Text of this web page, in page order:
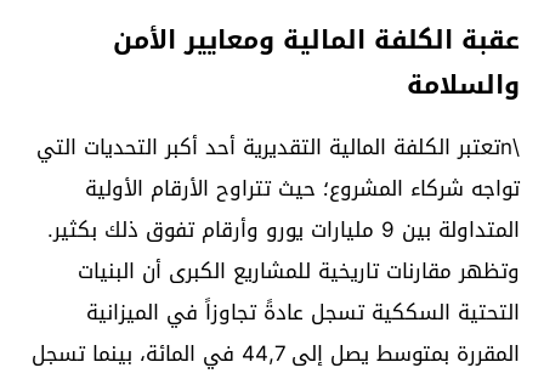
عقبة الكلفة المالية ومعايير الأمن
والسلامة
\nتعتبر الكلفة المالية التقديرية أحد أكبر التحديات التي
تواجه شركاء المشروع؛ حيث تتراوح الأرقام الأولية
المتداولة بين 9 مليارات يورو وأرقام تفوق ذلك بكثير.
وتظهر مقارنات تاريخية للمشاريع الكبرى أن البنيات
التحتية السككية تسجل عادةً تجاوزاً في الميزانية
المقررة بمتوسط يصل إلى 44,7 في المائة، بينما تسجل